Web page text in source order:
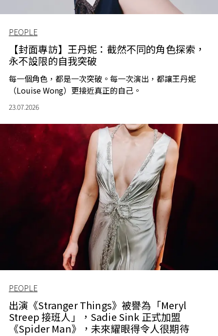
PEOPLE
【封面專訪】王丹妮：截然不同的角色探索，
永不設限的自我突破
每一個角色，都是一次突破。每一次演出，都讓王丹妮
（Louise Wong）更接近真正的自己。
23.07.2026
PEOPLE
出演《Stranger Things》被譽為「Meryl
Streep 接班人」，Sadie Sink 正式加盟
《Spider Man》，未來耀眼得令人很期待